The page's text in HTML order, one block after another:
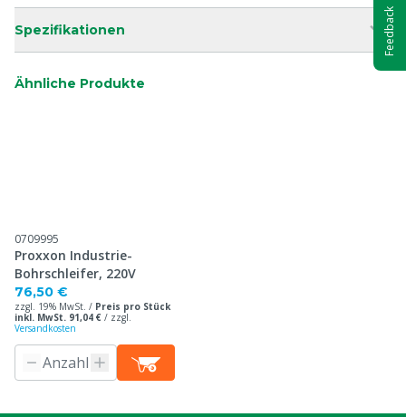
Spezifikationen
Ähnliche Produkte
0709995
Proxxon Industrie-
Bohrschleifer, 220V
76,50 €
zzgl. 19% MwSt. / Preis pro Stück
inkl. MwSt. 91,04 € / zzgl.
Versandkosten
Feedback